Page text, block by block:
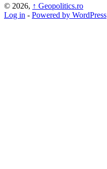
© 2026, ↑ Geopolitics.ro
Log in - Powered by WordPress